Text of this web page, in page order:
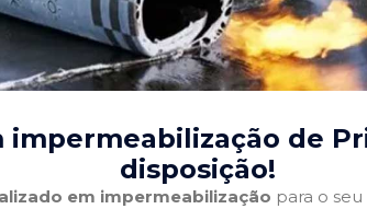
de
disposição!
em impermeabilização para o